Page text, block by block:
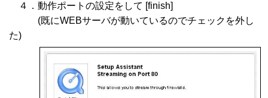
４．動作ポートの設定をして [finish]
(既にWEBサーバが動いているのでチェックを外し
た)